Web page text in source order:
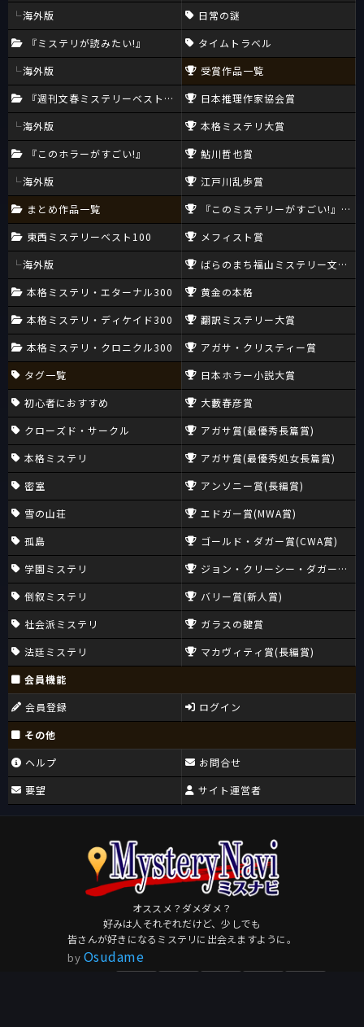
海外版
『ミステリが読みたい!』
海外版
『週刊文春ミステリーベスト10』
海外版
『このホラーがすごい!』
海外版
まとめ作品一覧
東西ミステリーベスト100
海外版
本格ミステリ・エターナル300
本格ミステリ・ディケイド300
本格ミステリ・クロニクル300
タグ一覧
初心者におすすめ
クローズド・サークル
本格ミステリ
密室
雪の山荘
孤島
学園ミステリ
倒叙ミステリ
社会派ミステリ
法廷ミステリ
日常の謎
タイムトラベル
受賞作品一覧
日本推理作家協会賞
本格ミステリ大賞
鮎川哲也賞
江戸川乱歩賞
『このミステリーがすごい!』大賞
メフィスト賞
ばらのまち福山ミステリー文学新
黄金の本格
翻訳ミステリー大賞
アガサ・クリスティー賞
日本ホラー小説大賞
大藪春彦賞
アガサ賞(最優秀長篇賞)
アガサ賞(最優秀処女長篇賞)
アンソニー賞(長編賞)
エドガー賞(MWA賞)
ゴールド・ダガー賞(CWA賞)
ジョン・クリーシー・ダガー賞
バリー賞(新人賞)
ガラスの鍵賞
マカヴィティ賞(長編賞)
会員機能
会員登録
ログイン
その他
ヘルプ
要望
お問合せ
サイト運営者
オススメ？ダメダメ？
好みは人それぞれだけど、少しでも
皆さんが好きになるミステリに出会えますように。
by Osudame